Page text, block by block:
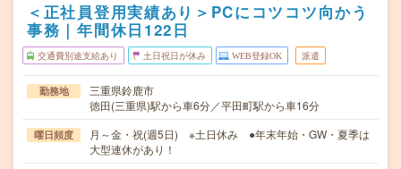
＜正社員登用実績あり＞PCにコツコツ向かう
事務｜年間休日122日
交通費別途支給あり 土日祝日が休み WEB登録OK 派遣
勤務地
三重県鈴鹿市
徳田(三重県)駅から車6分／平田町駅から車16分
曜日頻度
月～金・祝(週5日) ※土日休み ●年末年始・GW・夏季は
大型連休があり！